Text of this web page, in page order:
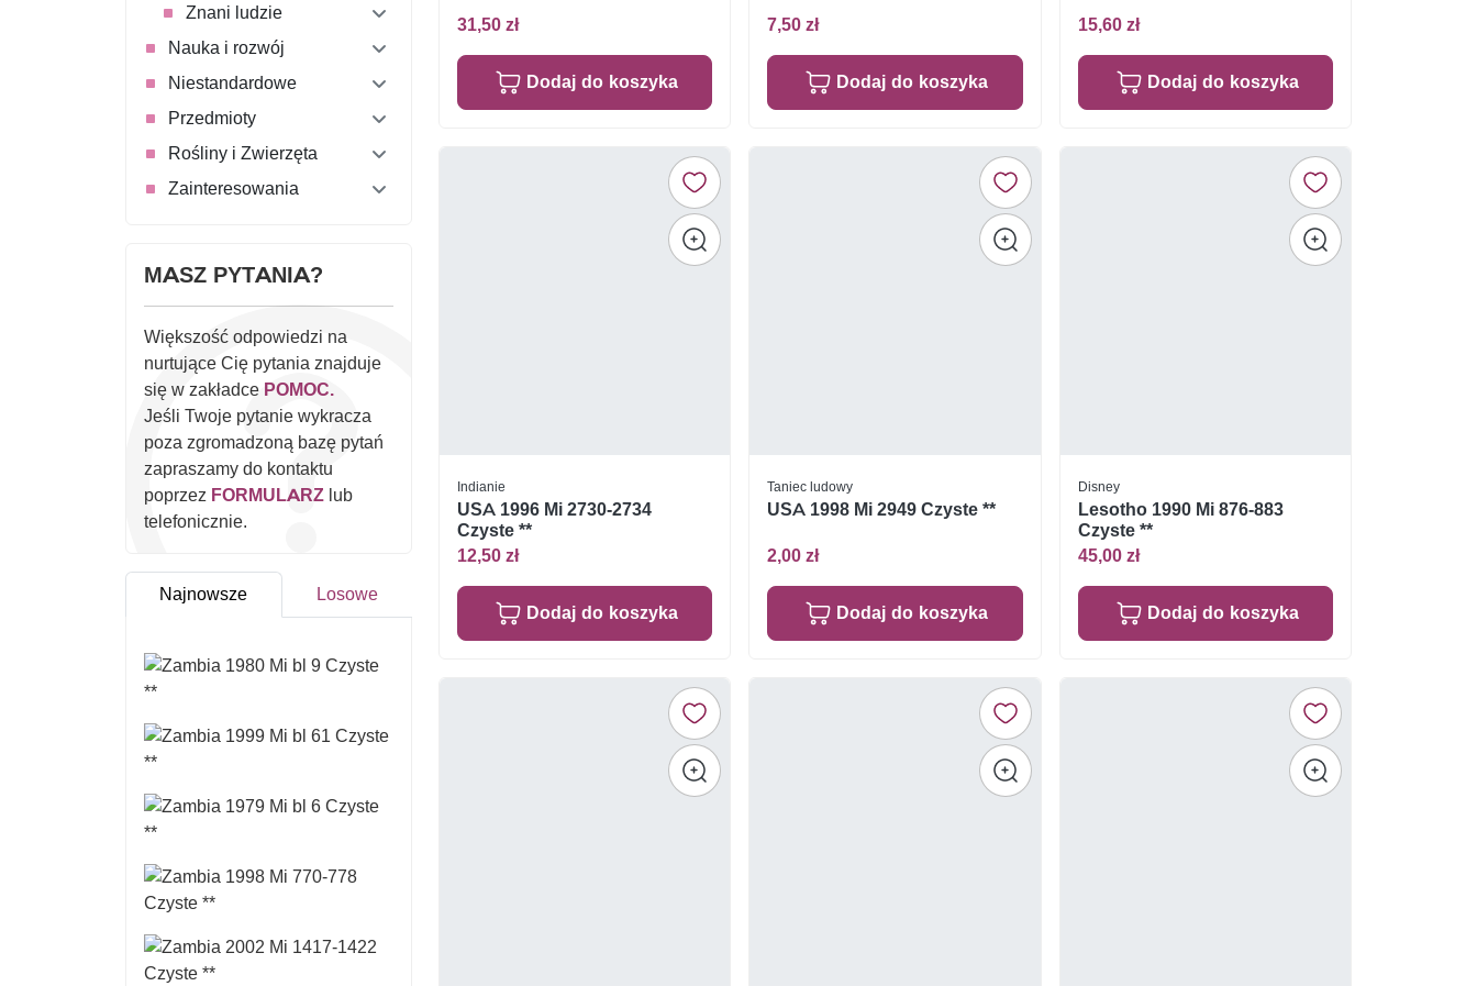
Znani ludzie
Nauka i rozwój
Niestandardowe
Przedmioty
Rośliny i Zwierzęta
Zainteresowania
MASZ PYTANIA?
Większość odpowiedzi na
nurtujące Cię pytania znajduje
się w zakładce POMOC.
Jeśli Twoje pytanie wykracza
poza zgromadzoną bazę pytań
zapraszamy do kontaktu
poprzez FORMULARZ lub
telefonicznie.
Najnowsze Losowe
31,50 zł
Dodaj do koszyka
7,50 zł
Dodaj do koszyka
15,60 zł
Dodaj do koszyka
Indianie
USA 1996 Mi 2730-2734
Czyste **
12,50 zł
Dodaj do koszyka
Taniec ludowy
USA 1998 Mi 2949 Czyste **
2,00 zł
Dodaj do koszyka
Disney
Lesotho 1990 Mi 876-883
Czyste **
45,00 zł
Dodaj do koszyka